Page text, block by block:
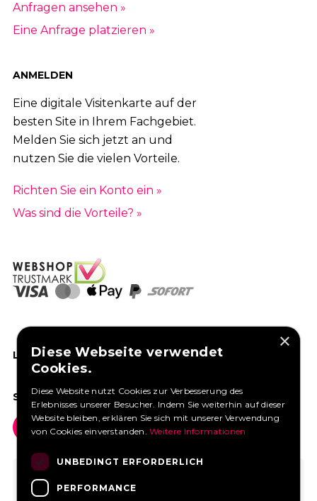
Anfragen ansehen »
Eine Anfrage platzieren »
ANMELDEN
Eine digitale Visitenkarte auf der
besten Site in Ihrem Fachgebiet.
Melden Sie sich jetzt an und
nutzen Sie die vielen Vorteile.
Richten Sie ein Konto ein »
Was sind die Vorteile? »
LIKEN SIE UNS AUF FACEBOOK
SOCIAL MEDIA
×
Diese Webseite verwendet
Cookies.
Diese Website nutzt Cookies zur Verbesserung des
Erlebnisses unserer Besucher. Indem Sie weiterhin auf dieser
Website bleiben, erklären Sie sich mit unserer Verwendung
von Cookies einverstanden.Weitere Informationen
UNBEDINGT ERFORDERLICH
PERFORMANCE